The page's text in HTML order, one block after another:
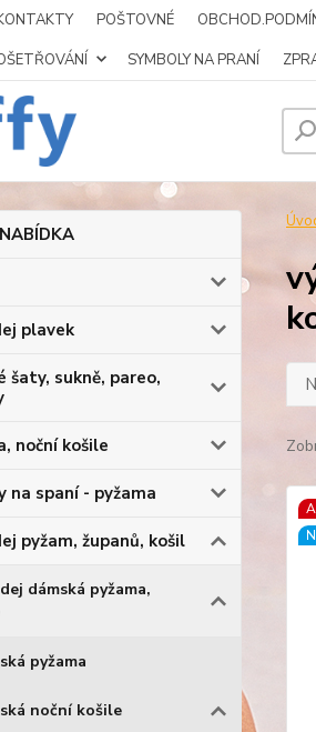
POŠTOVNÉ
SYMBOLY NA PRANÍ
plavek
šaty, sukně, pareo,
noční košile
na spaní - pyžama
pyžam, županů, košil
dámská pyžama,
pyžama
noční košile